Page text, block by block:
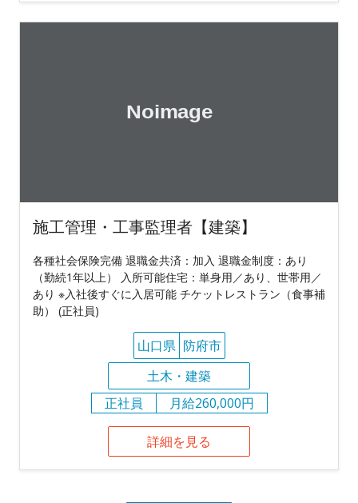
施工管理・工事監理者【建築】
各種社会保険完備 退職金共済：加入 退職金制度：あり
（勤続1年以上） 入所可能住宅：単身用／あり、世帯用／
あり ※入社後すぐに入居可能 チケットレストラン（食事補
助） (正社員)
山口県 防府市
土木・建築
正社員
月給260,000円
詳細を見る